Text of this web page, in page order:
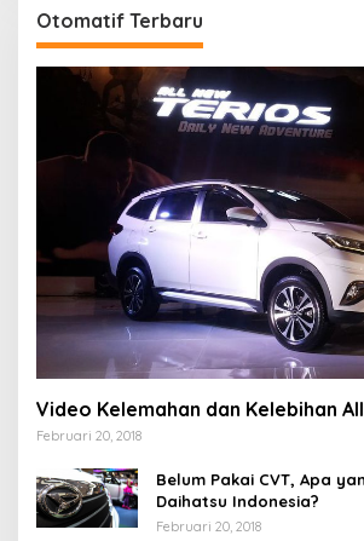
Otomatif Terbaru
Video Kelemahan dan Kelebihan
Februari 20, 2018
Belum Pakai CVT, Apa
Daihatsu Indonesia?
Februari 20, 2018